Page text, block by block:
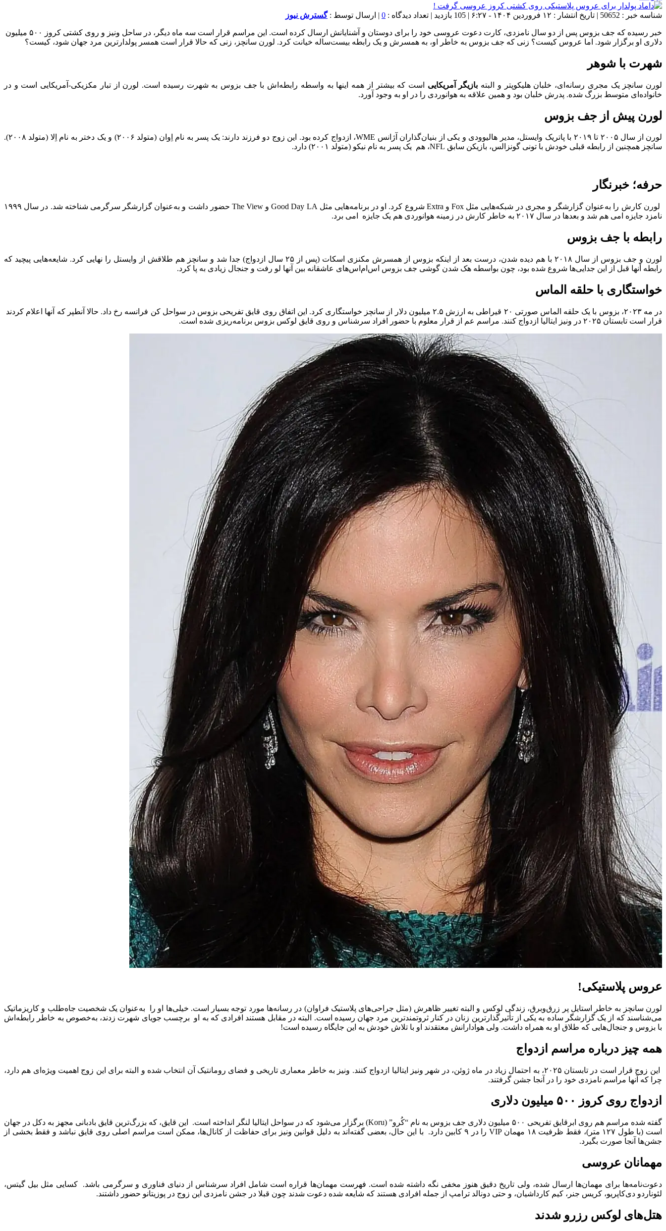
شناسه خبر : 50652 | تاریخ انتشار : ۱۲ فروردین ۱۴۰۴ - ۶:۲۷ | 105 بازدید | تعداد دیدگاه : 0 | ارسال توسط :گسترش نیوز
خبر رسیده که جف بزوس پس از دو سال نامزدی، کارت دعوت عروسی خود را برای دوستان و آشنایانش ارسال کرده است. این مراسم قرار است سه ماه دیگر، در ساحل ونیز و روی کشتی کروز ۵۰۰ میلیون
دلاری او برگزار شود. اما عروس کیست؟ زنی که جف بزوس به خاطر او، به همسرش و یک رابطه بیست‌ساله خیانت کرد. لورن سانچز، زنی که حالا قرار است همسر پولدارترین مرد جهان شود، کیست؟
شهرت با شوهر
لورن سانچز یک مجری رسانه‌ای، خلبان هلیکوپتر و البته بازیگر آمریکایی است که بیشتر از همه اینها به واسطه رابطه‌اش با جف بزوس به شهرت رسیده است. لورن از تبار مکزیکی-آمریکایی است و در
خانواده‌ای متوسط بزرگ شده. پدرش خلبان بود و همین علاقه به هوانوردی را در او به وجود آورد.
لورن پیش از جف بزوس
لورن از سال ۲۰۰۵ تا ۲۰۱۹ با پاتریک وایستل، مدیر هالیوودی و یکی از بنیان‌گذاران آژانس WME، ازدواج کرده بود. این زوج دو فرزند دارند: یک پسر به نام اِوان (متولد ۲۰۰۶) و یک دختر به نام اِلا (متولد ۲۰۰۸).
سانچز همچنین از رابطه قبلی خودش با تونی گونزالس، بازیکن سابق NFL، هم یک پسر به نام نیکو (متولد ۲۰۰۱) دارد.
حرفه؛ خبرنگار
لورن کارش را به‌عنوان گزارشگر و مجری در شبکه‌هایی مثل Fox و Extra شروع کرد. او در برنامه‌هایی مثل Good Day LA و The View حضور داشت و به‌عنوان گزارشگر سرگرمی شناخته شد. در سال ۱۹۹۹
نامزد جایزه امی هم شد و بعدها در سال ۲۰۱۷ به خاطر کارش در زمینه هوانوردی هم یک جایزه امی برد.
رابطه با جف بزوس
لورن و جف بزوس از سال ۲۰۱۸ با هم دیده شدن، درست بعد از اینکه بزوس از همسرش مکنزی اسکات (پس از ۲۵ سال ازدواج) جدا شد و سانچز هم طلاقش از وایستل را نهایی کرد. شایعه‌هایی پیچید که
رابطه‌ أنها قبل از این جدایی‌ها شروع شده بود، چون بواسطه هک شدن گوشی جف بزوس اس‌ام‌اس‌های عاشقانه بین آنها لو رفت و جنجال زیادی به پا کرد.
خواستگاری با حلقه الماس
در مه ۲۰۲۳، بزوس با یک حلقه الماس صورتی ۲۰ قیراطی به ارزش ۲.۵ میلیون دلار از سانچز خواستگاری کرد. این اتفاق روی قایق تفریحی بزوس در سواحل کن فرانسه رخ داد. حالا آنطپر که آنها اعلام کردند
قرار است تابستان ۲۰۲۵ در ونیز ایتالیا ازدواج کنند. مراسم عم از قرار معلوم با حضور افراد سرشناس و روی قایق لوکس بزوس برنامه‌ریزی شده است.
عروس پلاستیکی!
لورن سانچز به خاطر استایل پر زرق‌وبرق، زندگی لوکس و البته تغییر ظاهرش (مثل جراحی‌های پلاستیک فراوان) در رسانه‌ها مورد توجه بسیار است. خیلی‌ها او را به‌عنوان یک شخصیت جاه‌طلب و کاریزماتیک
می‌شناسند که از یک گزارشگر ساده به یکی از تأثیرگذارترین زنان در کنار ثروتمندترین مرد جهان رسیده است. البته در مقابل هستند افرادی که به او برچسب جویای شهرت زدند، به‌خصوص به خاطر رابطه‌اش
با بزوس و جنجال‌هایی که طلاق او به همراه داشت. ولی هوادارانش معتقدند او با تلاش خودش به این جایگاه رسیده است!
همه چیز درباره مراسم ازدواج
این زوج قرار است در تابستان ۲۰۲۵، به احتمال زیاد در ماه ژوئن، در شهر ونیز ایتالیا ازدواج کنند. ونیز به خاطر معماری تاریخی و فضای رومانتیک آن انتخاب شده و البته برای این زوج اهمیت ویژه‌ای هم دارد،
چرا که آنها مراسم نامزدی خود را در آنجا جشن گرفتند.
ازدواج روی کروز ۵۰۰ میلیون دلاری
گفته شده مراسم هم روی ابرقایق تفریحی ۵۰۰ میلیون دلاری جف بزوس به نام “کُرو” (Koru) برگزار می‌شود که در سواحل ایتالیا لنگر انداخته است. این قایق، که بزرگ‌ترین قایق بادبانی مجهز به دکل در جهان
است (با طول ۱۲۷ متر)، فقط ظرفیت ۱۸ مهمان VIP را در ۹ کابین دارد. با این حال، بعضی گفته‌اند به دلیل قوانین ونیز برای حفاظت از کانال‌ها، ممکن است مراسم اصلی روی قایق نباشد و فقط بخشی از
جشن‌ها آنجا صورت بگیرد.
مهمانان عروسی
دعوت‌نامه‌ها برای مهمان‌ها ارسال شده، ولی تاریخ دقیق هنوز مخفی نگه داشته شده است. فهرست مهمان‌ها قراره است شامل افراد سرشناس از دنیای فناوری و سرگرمی باشد. کسایی مثل بیل گیتس،
لئوناردو دی‌کاپریو، کریس جنر، کیم کارداشیان، و حتی دونالد ترامپ از جمله افرادی هستند که شایعه شده دعوت شدند چون قبلا در جشن نامزدی این زوج در پوزیتانو حضور داشتند.
هتل‌های لوکس رزرو شدند